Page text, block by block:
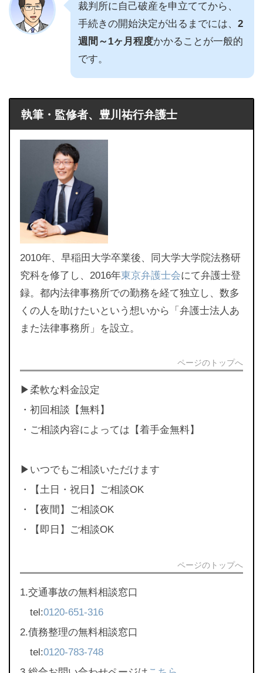
裁判所に自己破産を申立ててから、
手続きの開始決定が出るまでには、 2
週間～1ヶ月程度かかることが一般的
です。
執筆・監修者、豊川祐行弁護士
2010年、早稲田大学卒業後、同大学大学院法務研
究科を修了し、2016年東京弁護士会にて弁護士登
録。都内法律事務所での勤務を経て独立し、数多
くの人を助けたいという想いから「弁護士法人あ
また法律事務所」を設立。
ページのトップへ
▶︎柔軟な料金設定
・初回相談【無料】
・ご相談内容によっては【着手金無料】
▶︎いつでもご相談いただけます
・【土日・祝日】ご相談OK
・【夜間】ご相談OK
・【即日】ご相談OK
ページのトップへ
1.交通事故の無料相談窓口
tel:0120-651-316
2.債務整理の無料相談窓口
tel:0120-783-748